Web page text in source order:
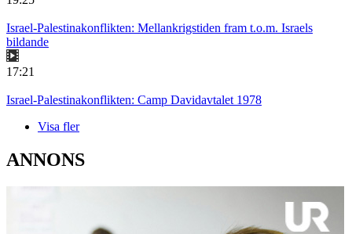
Israel-Palestinakonflikten: Mellankrigstiden fram t.o.m. Israels
bildande
17:21
Israel-Palestinakonflikten: Camp Davidavtalet 1978
Visa fler
ANNONS